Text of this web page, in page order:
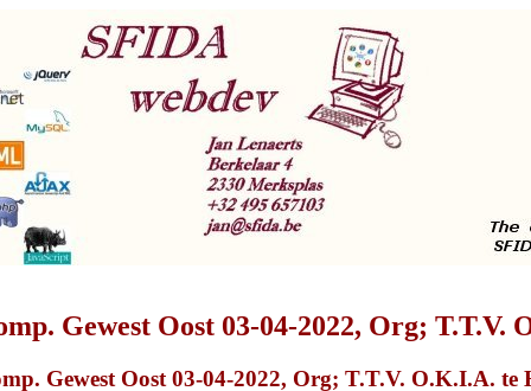
Gewest Oost 03-04-2022, Org; T.T.V.
Gewest Oost 03-04-2022, Org; T.T.V. O.K.I.A. te